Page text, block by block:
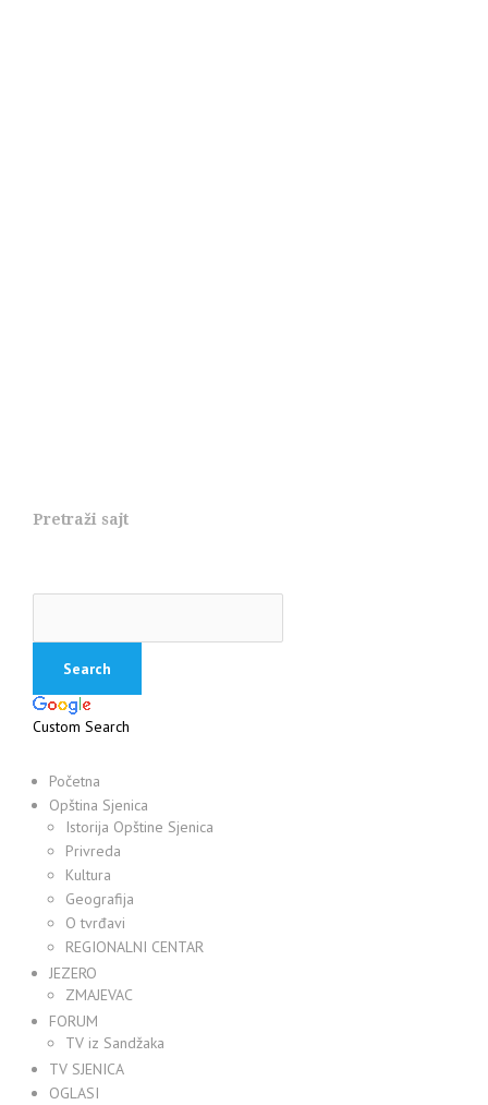
Pretraži sajt
Custom Search
Početna
Opština Sjenica
Istorija Opštine Sjenica
Privreda
Kultura
Geografija
O tvrđavi
REGIONALNI CENTAR
JEZERO
ZMAJEVAC
FORUM
TV iz Sandžaka
TV SJENICA
OGLASI